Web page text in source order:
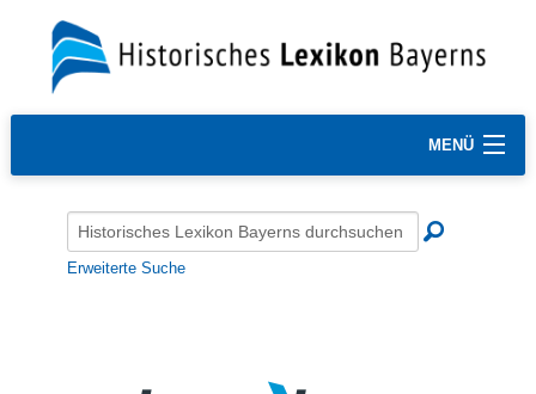
MENÜ
Erweiterte Suche